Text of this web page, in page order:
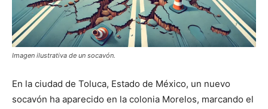
Imagen ilustrativa de un socavón.
En la ciudad de Toluca, Estado de México, un nuevo
socavón ha aparecido en la colonia Morelos, marcando el